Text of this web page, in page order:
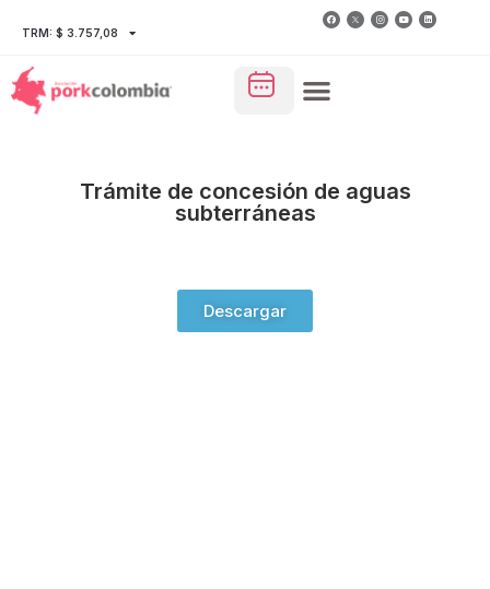
TRM: $ 3.757,08
Trámite de concesión de aguas
subterráneas
Descargar